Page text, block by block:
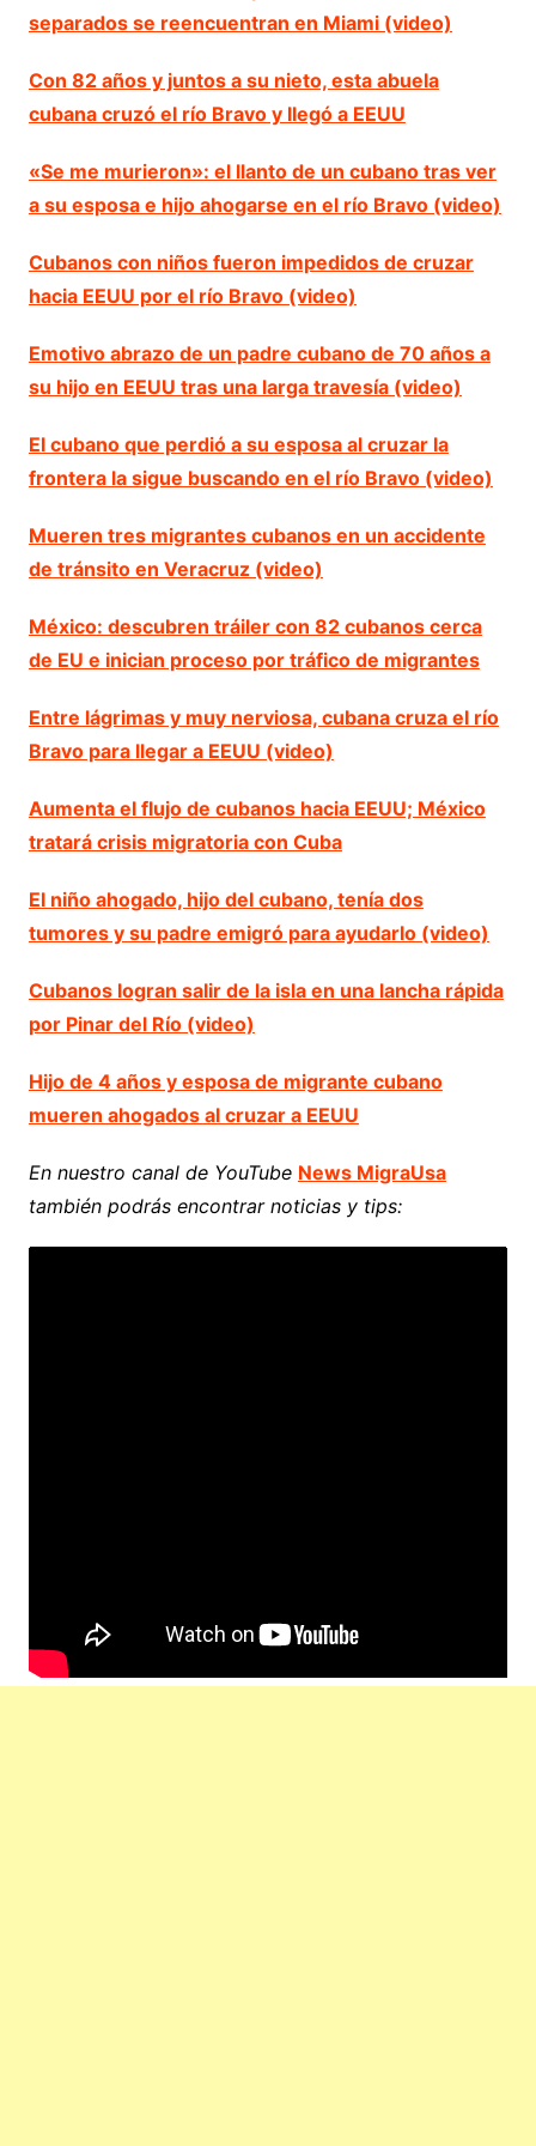
separados se reencuentran en Miami (video)
Con 82 años y juntos a su nieto, esta abuela
cubana cruzó el río Bravo y llegó a EEUU
«Se me murieron»: el llanto de un cubano tras ver
a su esposa e hijo ahogarse en el río Bravo (video)
Cubanos con niños fueron impedidos de cruzar
hacia EEUU por el río Bravo (video)
Emotivo abrazo de un padre cubano de 70 años a
su hijo en EEUU tras una larga travesía (video)
El cubano que perdió a su esposa al cruzar la
frontera la sigue buscando en el río Bravo (video)
Mueren tres migrantes cubanos en un accidente
de tránsito en Veracruz (video)
México: descubren tráiler con 82 cubanos cerca
de EU e inician proceso por tráfico de migrantes
Entre lágrimas y muy nerviosa, cubana cruza el río
Bravo para llegar a EEUU (video)
Aumenta el flujo de cubanos hacia EEUU; México
tratará crisis migratoria con Cuba
El niño ahogado, hijo del cubano, tenía dos
tumores y su padre emigró para ayudarlo (video)
Cubanos logran salir de la isla en una lancha rápida
por Pinar del Río (video)
Hijo de 4 años y esposa de migrante cubano
mueren ahogados al cruzar a EEUU
En nuestro canal de YouTube News MigraUsa
también podrás encontrar noticias y tips: